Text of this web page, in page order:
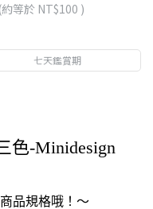
等於 NT$100 )
七天鑑賞期
色-Minidesign
品規格哦！～